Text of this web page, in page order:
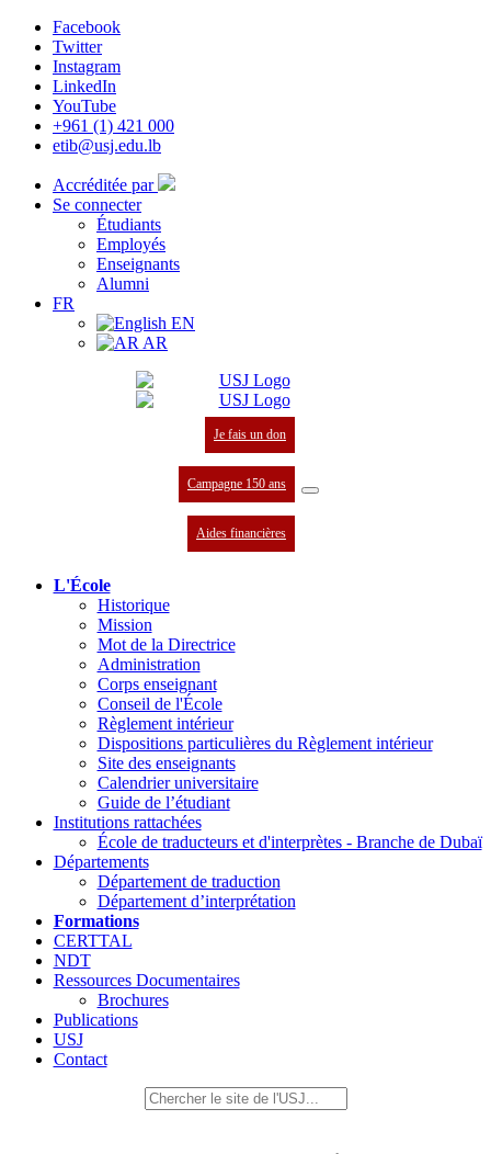
Facebook
Twitter
Instagram
LinkedIn
YouTube
+961 (1) 421 000
etib@usj.edu.lb
Accréditée par
Se connecter
Étudiants
Employés
Enseignants
Alumni
FR
EN
AR
Je fais un don
Campagne 150 ans
Aides financières
L'École
Historique
Mission
Mot de la Directrice
Administration
Corps enseignant
Conseil de l'École
Règlement intérieur
Dispositions particulières du Règlement intérieur
Site des enseignants
Calendrier universitaire
Guide de l’étudiant
Institutions rattachées
École de traducteurs et d'interprètes - Branche de Dubaï
Départements
Département de traduction
Département d’interprétation
Formations
CERTTAL
NDT
Ressources Documentaires
Brochures
Publications
USJ
Contact